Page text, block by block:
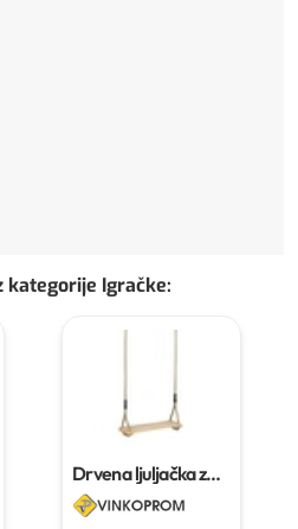
kategorije Igračke:
Drvena ljuljačka za
djecu